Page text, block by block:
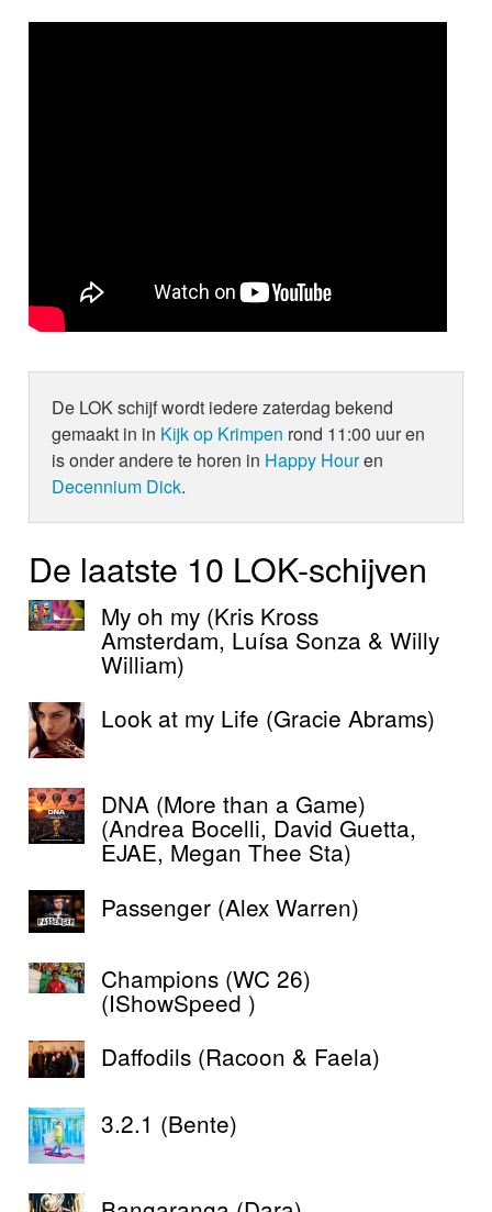
De LOK schijf wordt iedere zaterdag bekend
gemaakt in in Kijk op Krimpen rond 11:00 uur en
is onder andere te horen in Happy Houren
Decennium Dick.
De laatste 10 LOK-schijven
My oh my (Kris Kross
Amsterdam, Luísa Sonza & Willy
William)
Look at my Life (Gracie Abrams)
DNA (More than a Game)
(Andrea Bocelli, David Guetta,
EJAE, Megan Thee Sta)
Passenger (Alex Warren)
Champions (WC 26)
(IShowSpeed )
Daffodils (Racoon & Faela)
3.2.1 (Bente)